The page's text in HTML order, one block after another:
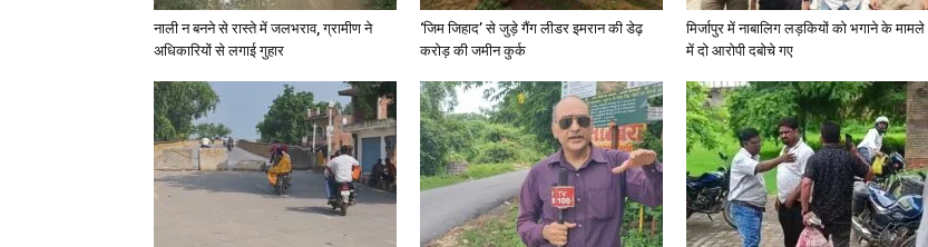
Hindi,
नाली न बनने से रास्ते में जलभराव, ग्रामीण ने
अधिकारियों से लगाई गुहार
‘जिम जिहाद’ से जुड़े गैंग लीडर इमरान की डेढ़
करोड़ की जमीन कुर्क
मिर्जापुर में नाबालिग लड़कियों को भगाने के मामले
में दो आरोपी दबोचे गए